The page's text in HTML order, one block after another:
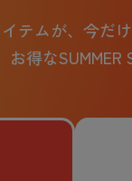
テムが、 今だ
お得な